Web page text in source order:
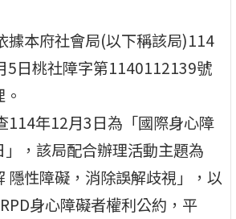
據本府社會局(以下稱該局)114
5日桃社障字第1140112139號
114年12月3日為「國際身心障
」，該局配合辦理活動主題為
隱性障礙，消除誤解歧視」，以
身心障礙者權利公約，平